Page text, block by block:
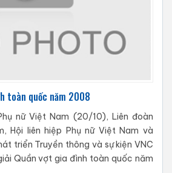
toàn quốc năm 2008
nữ Việt Nam (20/10), Liên đoàn
Hội liên hiệp Phụ nữ Việt Nam và
triển Truyền thông và sự kiện VNC
Quần vợt gia đình toàn quốc năm